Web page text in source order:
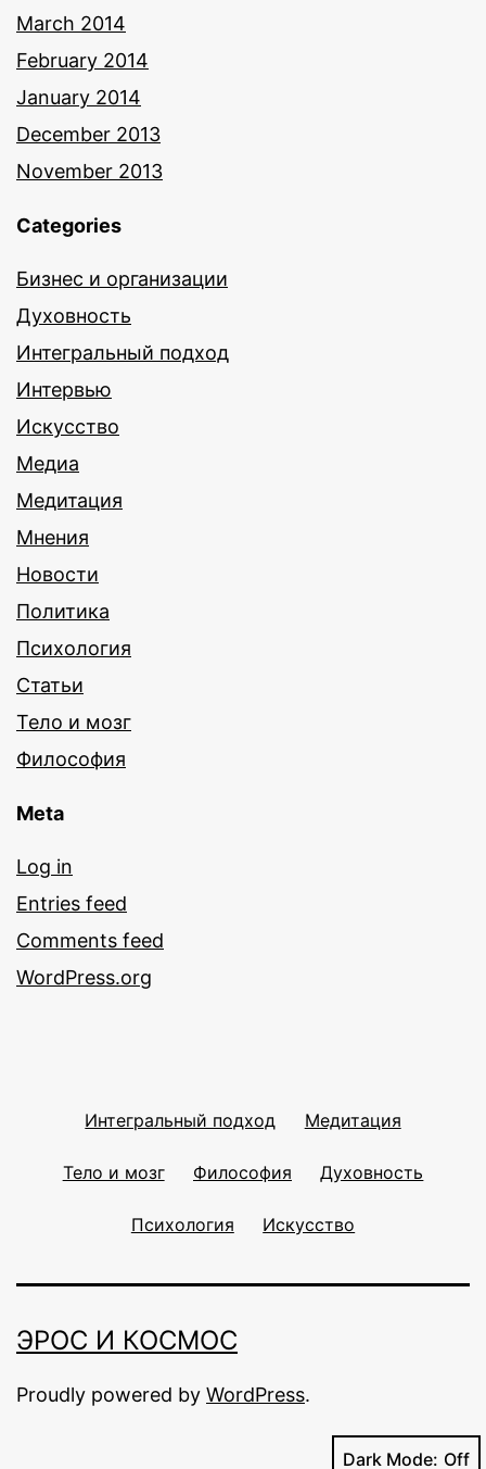
March 2014
February 2014
January 2014
December 2013
November 2013
Categories
Бизнес и организации
Духовность
Интегральный подход
Интервью
Искусство
Медиа
Медитация
Мнения
Новости
Политика
Психология
Статьи
Тело и мозг
Философия
Meta
Log in
Entries feed
Comments feed
WordPress.org
Интегральный подход Медитация
Тело и мозг Философия Духовность
Психология Искусство
ЭРОС И КОСМОС
Proudly powered by WordPress.
Dark Mode: